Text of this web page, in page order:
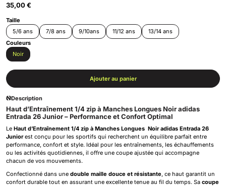
35,00€
Taille
5/6 ans
7/8 ans 9/10ans 11/12 ans
13/14 ans
Couleurs
Noir
Ajouter au panier
Description
Haut d’Entraînement 1/4 zip à Manches Longues Noir adidas
Entrada 26 Junior – Performance et Confort Optimal
Le Haut d’Entraînement 1/4 zip à Manches Longues Noir adidas Entrada 26
Juniorest conçu pour les sportifs qui recherchent un équilibre parfait entre
performance, confort et style. Idéal pour les entraînements, les échauffements
ou les activités quotidiennes, il offre une coupe ajustée qui accompagne
chacun de vos mouvements.
Confectionné dans une double maille douce et résistante, ce haut garantit un
confort durable tout en assurant une excellente tenue au fil du temps. Sa coupe